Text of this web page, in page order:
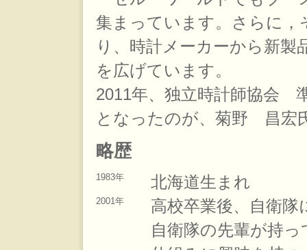
集まっています。さらに
り、時計メーカーから新製
を広げています。
2011年、独立時計師協会
となったのが、菊野 昌宏
略歴
1983年 北海道生まれ
2001年
高校卒業後、自衛隊
自衛隊の先輩が持